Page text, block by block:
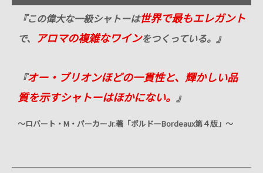
『この偉大な一級シャトーは世界で最もエレガント
で、 アロマの複雑なワインをつくっている。』
『オー・ブリオンほどの一貫性と、輝かしい品
質を示すシャトーはほかにない。 』
～ロバート・ M ・パーカーJr.著「ボルドーBordeaux第４版」～